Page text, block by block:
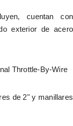
cuentan con
exterior de acero
Throttle-By-Wire
de 2" y manillares